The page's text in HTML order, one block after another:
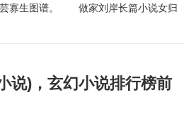
芸寡生图谱。 做家刘岸长篇小说女归
说)，玄幻小说排行榜前